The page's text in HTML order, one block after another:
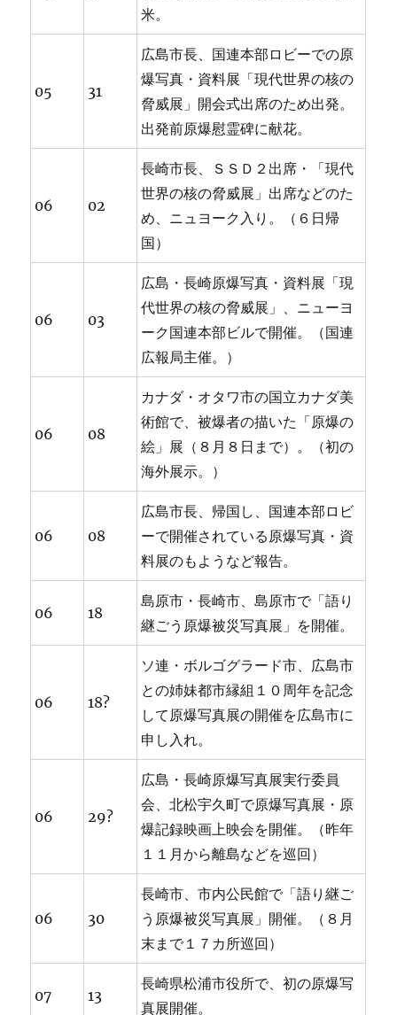
米。
05 31
広島市長、国連本部ロビーでの原
爆写真・資料展「現代世界の核の
脅威展」開会式出席のため出発。
出発前原爆慰霊碑に献花。
06 02
長崎市長、ＳＳＤ２出席・「現代
世界の核の脅威展」出席などのた
め、ニュヨーク入り。（６日帰
国）
06 03
広島・長崎原爆写真・資料展「現
代世界の核の脅威展」、ニューヨ
ーク国連本部ビルで開催。（国連
広報局主催。）
06 08
カナダ・オタワ市の国立カナダ美
術館で、被爆者の描いた「原爆の
絵」展（８月８日まで）。（初の
海外展示。）
06 08
広島市長、帰国し、国連本部ロビ
ーで開催されている原爆写真・資
料展のもようなど報告。
06 18
島原市・長崎市、島原市で「語り
継ごう原爆被災写真展」を開催。
06 18?
ソ連・ボルゴグラード市、広島市
との姉妹都市縁組１０周年を記念
して原爆写真展の開催を広島市に
申し入れ。
06 29?
広島・長崎原爆写真展実行委員
会、北松宇久町で原爆写真展・原
爆記録映画上映会を開催。（昨年
１１月から離島などを巡回）
06 30
長崎市、市内公民館で「語り継ご
う原爆被災写真展」開催。（８月
末まで１７カ所巡回）
07 13
長崎県松浦市役所で、初の原爆写
真展開催。